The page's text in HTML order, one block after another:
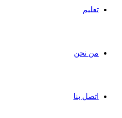
تعليم
من نحن
اتصل بنا